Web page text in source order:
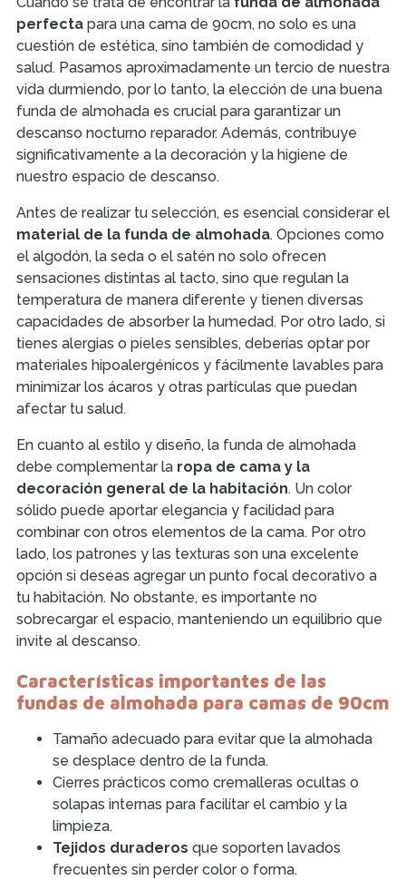
perfecta para una cama de 90cm, no solo es una
cuestión de estética, sino también de comodidad y
salud. Pasamos aproximadamente un tercio de nuestra
vida durmiendo, por lo tanto, la elección de una buena
funda de almohada es crucial para garantizar un
descanso nocturno reparador. Además, contribuye
significativamente a la decoración y la higiene de
nuestro espacio de descanso.
Antes de realizar tu selección, es esencial considerar el
material de la funda de almohada. Opciones como
el algodón, la seda o el satén no solo ofrecen
sensaciones distintas al tacto, sino que regulan la
temperatura de manera diferente y tienen diversas
capacidades de absorber la humedad. Por otro lado, si
tienes alergias o pieles sensibles, deberías optar por
materiales hipoalergénicos y fácilmente lavables para
minimizar los ácaros y otras partículas que puedan
afectar tu salud.
En cuanto al estilo y diseño, la funda de almohada
debe complementar la ropa de cama y la
decoración general de la habitación. Un color
sólido puede aportar elegancia y facilidad para
combinar con otros elementos de la cama. Por otro
lado, los patrones y las texturas son una excelente
opción si deseas agregar un punto focal decorativo a
tu habitación. No obstante, es importante no
sobrecargar el espacio, manteniendo un equilibrio que
invite al descanso.
Características importantes de las
fundas de almohada para camas de 90cm
Tamaño adecuado para evitar que la almohada
se desplace dentro de la funda.
Cierres prácticos como cremalleras ocultas o
solapas internas para facilitar el cambio y la
limpieza.
Tejidos duraderos que soporten lavados
frecuentes sin perder color o forma.